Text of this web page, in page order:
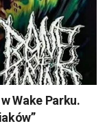
Wake Parku.